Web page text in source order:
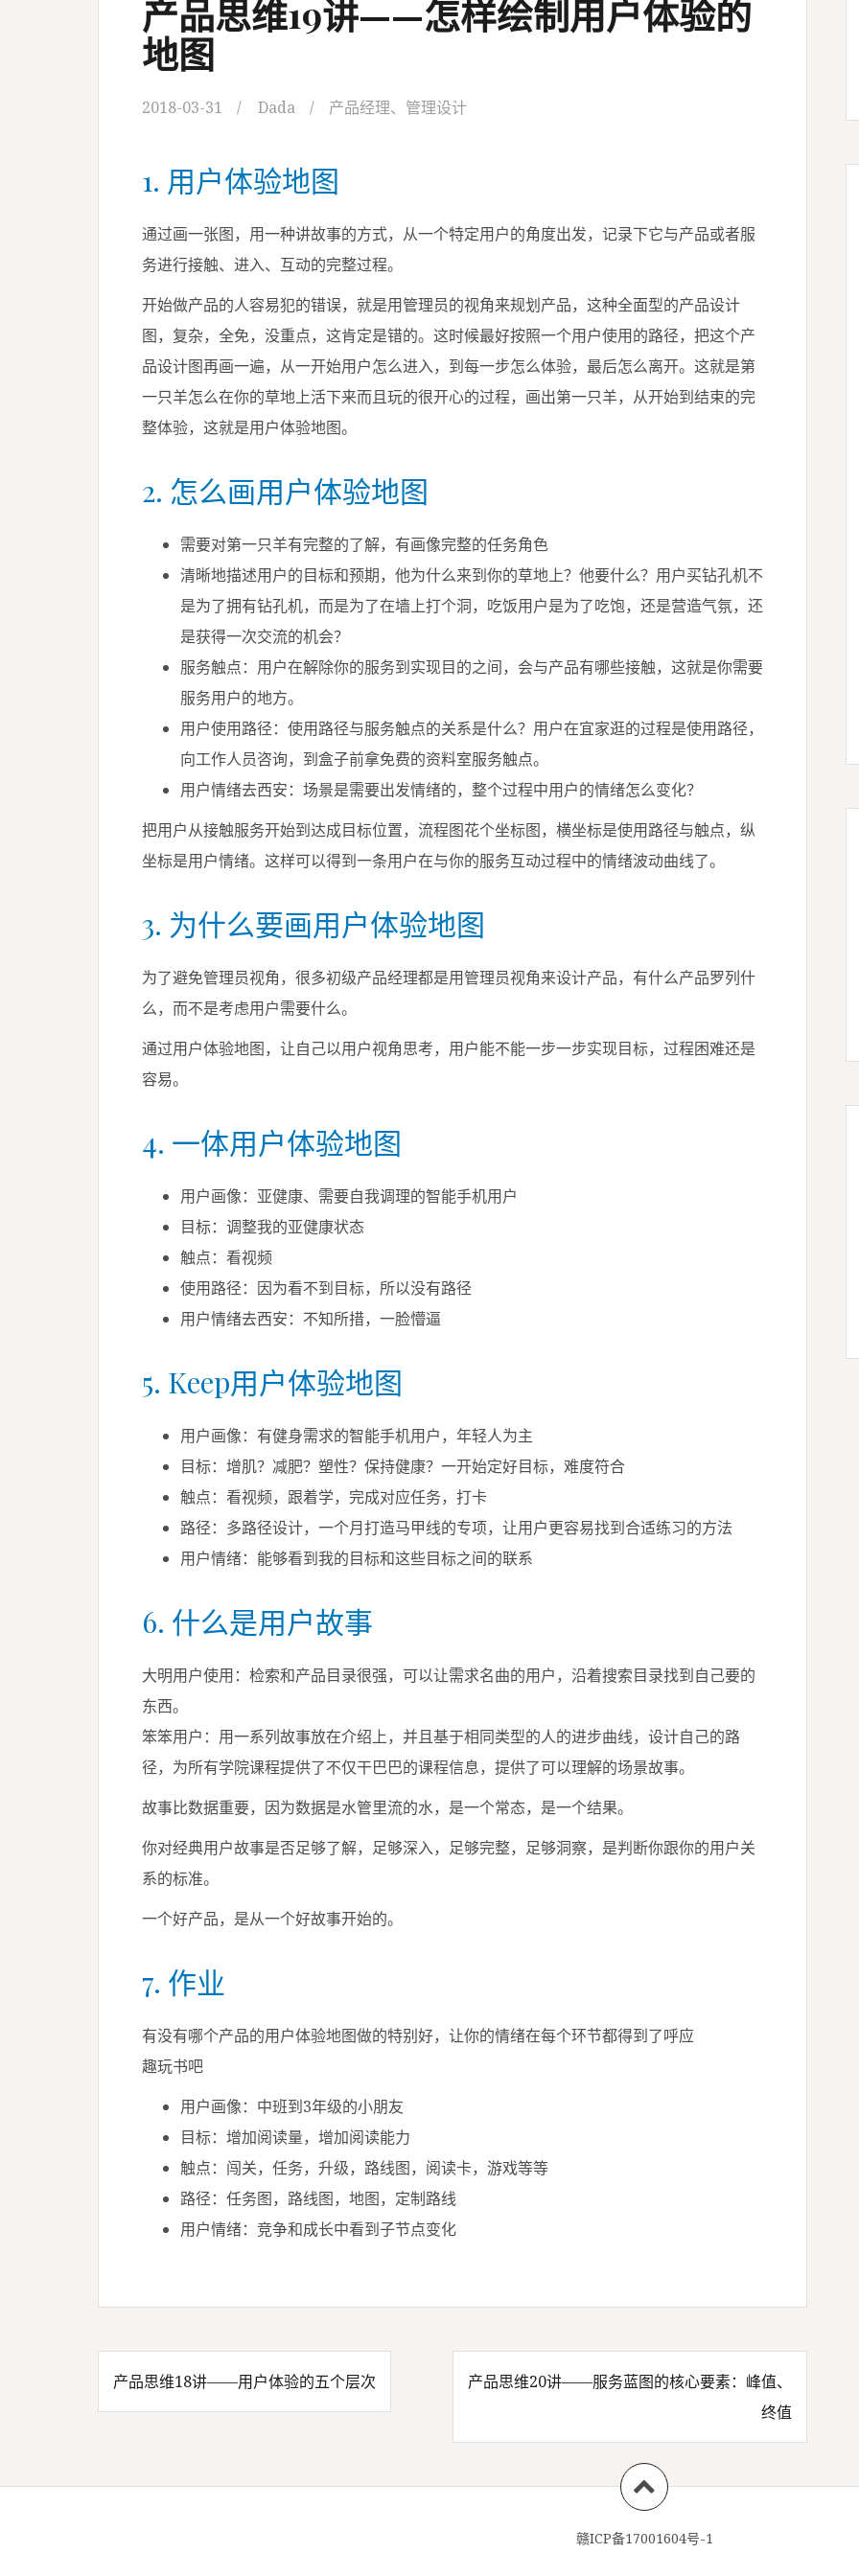
产品思维19讲——怎样绘制用户体验的
地图
2018-03-31 Dada 产品经理、 管理设计
1. 用户体验地图
通过画一张图，用一种讲故事的方式，从一个特定用户的角度出发，记录下它与产品或者服
务进行接触、进入、互动的完整过程。
开始做产品的人容易犯的错误，就是用管理员的视角来规划产品，这种全面型的产品设计
图，复杂，全免，没重点，这肯定是错的。这时候最好按照一个用户使用的路径，把这个产
品设计图再画一遍，从一开始用户怎么进入，到每一步怎么体验，最后怎么离开。这就是第
一只羊怎么在你的草地上活下来而且玩的很开心的过程，画出第一只羊，从开始到结束的完
整体验，这就是用户体验地图。
2. 怎么画用户体验地图
需要对第一只羊有完整的了解，有画像完整的任务角色
清晰地描述用户的目标和预期，他为什么来到你的草地上？他要什么？用户买钻孔机不
是为了拥有钻孔机，而是为了在墙上打个洞，吃饭用户是为了吃饱，还是营造气氛，还
是获得一次交流的机会？
服务触点：用户在解除你的服务到实现目的之间，会与产品有哪些接触，这就是你需要
服务用户的地方。
用户使用路径：使用路径与服务触点的关系是什么？用户在宜家逛的过程是使用路径，
向工作人员咨询，到盒子前拿免费的资料室服务触点。
用户情绪去西安：场景是需要出发情绪的，整个过程中用户的情绪怎么变化？
把用户从接触服务开始到达成目标位置，流程图花个坐标图，横坐标是使用路径与触点，纵
坐标是用户情绪。这样可以得到一条用户在与你的服务互动过程中的情绪波动曲线了。
3. 为什么要画用户体验地图
为了避免管理员视角，很多初级产品经理都是用管理员视角来设计产品，有什么产品罗列什
么，而不是考虑用户需要什么。
通过用户体验地图，让自己以用户视角思考，用户能不能一步一步实现目标，过程困难还是
容易。
4. 一体用户体验地图
用户画像：亚健康、需要自我调理的智能手机用户
目标：调整我的亚健康状态
触点：看视频
使用路径：因为看不到目标，所以没有路径
用户情绪去西安：不知所措，一脸懵逼
5. Keep用户体验地图
用户画像：有健身需求的智能手机用户，年轻人为主
目标：增肌？减肥？塑性？保持健康？一开始定好目标，难度符合
触点：看视频，跟着学，完成对应任务，打卡
路径：多路径设计，一个月打造马甲线的专项，让用户更容易找到合适练习的方法
用户情绪：能够看到我的目标和这些目标之间的联系
6. 什么是用户故事
大明用户使用：检索和产品目录很强，可以让需求名曲的用户，沿着搜索目录找到自己要的
东西。
笨笨用户：用一系列故事放在介绍上，并且基于相同类型的人的进步曲线，设计自己的路
径，为所有学院课程提供了不仅干巴巴的课程信息，提供了可以理解的场景故事。
故事比数据重要，因为数据是水管里流的水，是一个常态，是一个结果。
你对经典用户故事是否足够了解，足够深入，足够完整，足够洞察，是判断你跟你的用户关
系的标准。
一个好产品，是从一个好故事开始的。
7. 作业
有没有哪个产品的用户体验地图做的特别好，让你的情绪在每个环节都得到了呼应
趣玩书吧
用户画像：中班到3年级的小朋友
目标：增加阅读量，增加阅读能力
触点：闯关，任务，升级，路线图，阅读卡，游戏等等
路径：任务图，路线图，地图，定制路线
用户情绪：竞争和成长中看到子节点变化
文产品思维18讲——用户体验的五个层次
产品思维20讲——服务蓝图的核心要素：峰值、
终值
赣ICP备17001604号-1